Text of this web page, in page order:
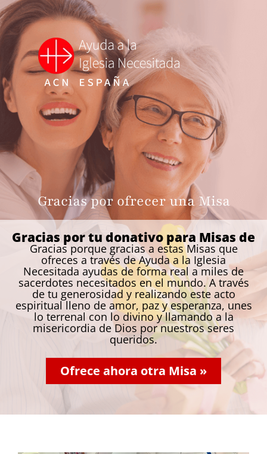
Gracias por ofrecer una Misa
Gracias por tu donativo para Misas de
Gracias porque gracias a estas Misas que
ofreces a través de Ayuda a la Iglesia
Necesitada ayudas de forma real a miles de
sacerdotes necesitados en el mundo. A través
de tu generosidad y realizando este acto
espiritual lleno de amor, paz y esperanza, unes
lo terrenal con lo divino y llamando a la
misericordia de Dios por nuestros seres
queridos.
Ofrece ahora otra Misa »